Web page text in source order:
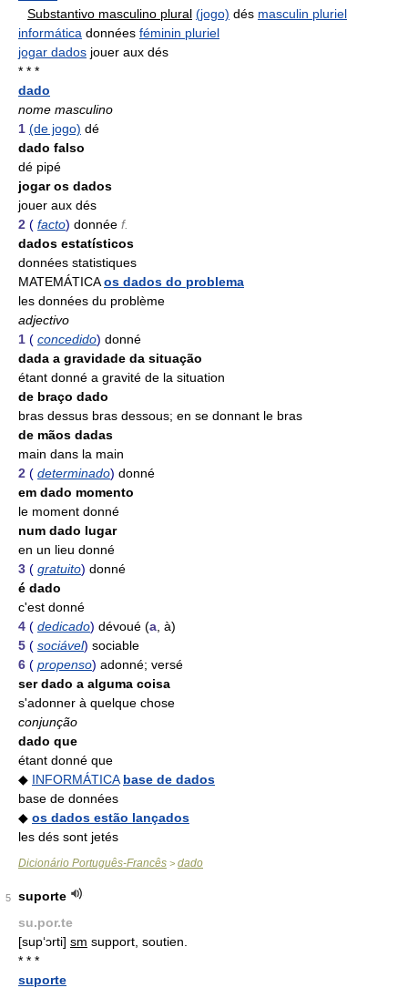
Substantivo masculino plural (jogo) dés masculin pluriel
informática données féminin pluriel
jogar dados jouer aux dés
* * *
dado
nome masculino
1 (de jogo) dé
dado falso
dé pipé
jogar os dados
jouer aux dés
2 ( facto) donnée f.
dados estatísticos
données statistiques
MATEMÁTICAos dados do problema
les données du problème
adjectivo
1 ( concedido) donné
dada a gravidade da situação
étant donné a gravité de la situation
de braço dado
bras dessus bras dessous; en se donnant le bras
de mãos dadas
main dans la main
2 ( determinado) donné
em dado momento
le moment donné
num dado lugar
en un lieu donné
3 ( gratuito) donné
é dado
c'est donné
4 ( dedicado) dévoué (a , à)
5 ( sociável) sociable
6 ( propenso) adonné; versé
ser dado a alguma coisa
s'adonner à quelque chose
conjunção
dado que
étant donné que
◆ INFORMÁTICA base de dados
base de données
◆ os dados estão lançados
les dés sont jetés
Dicionário Português-Francês > dado
5
suporte
su.por.te
[sup‘ɔrti] sm support, soutien.
* * *
suporte